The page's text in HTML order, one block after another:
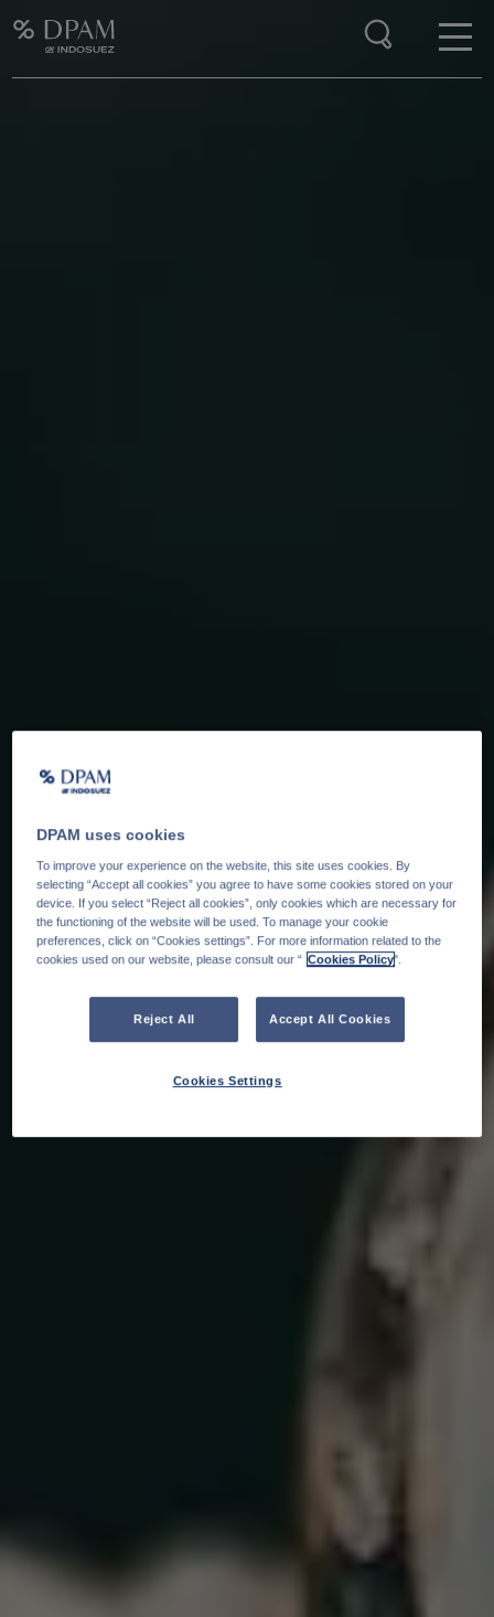
DPAM uses cookies
To improve your experience on the website, this site uses cookies. By
selecting “Accept all cookies” you agree to have some cookies stored on your
device. If you select “Reject all cookies”, only cookies which are necessary for
the functioning of the website will be used. To manage your cookie
preferences, click on “Cookies settings”. For more information related to the
cookies used on our website, please consult our “ Cookies Policy".
Reject All Accept All Cookies
Cookies Settings